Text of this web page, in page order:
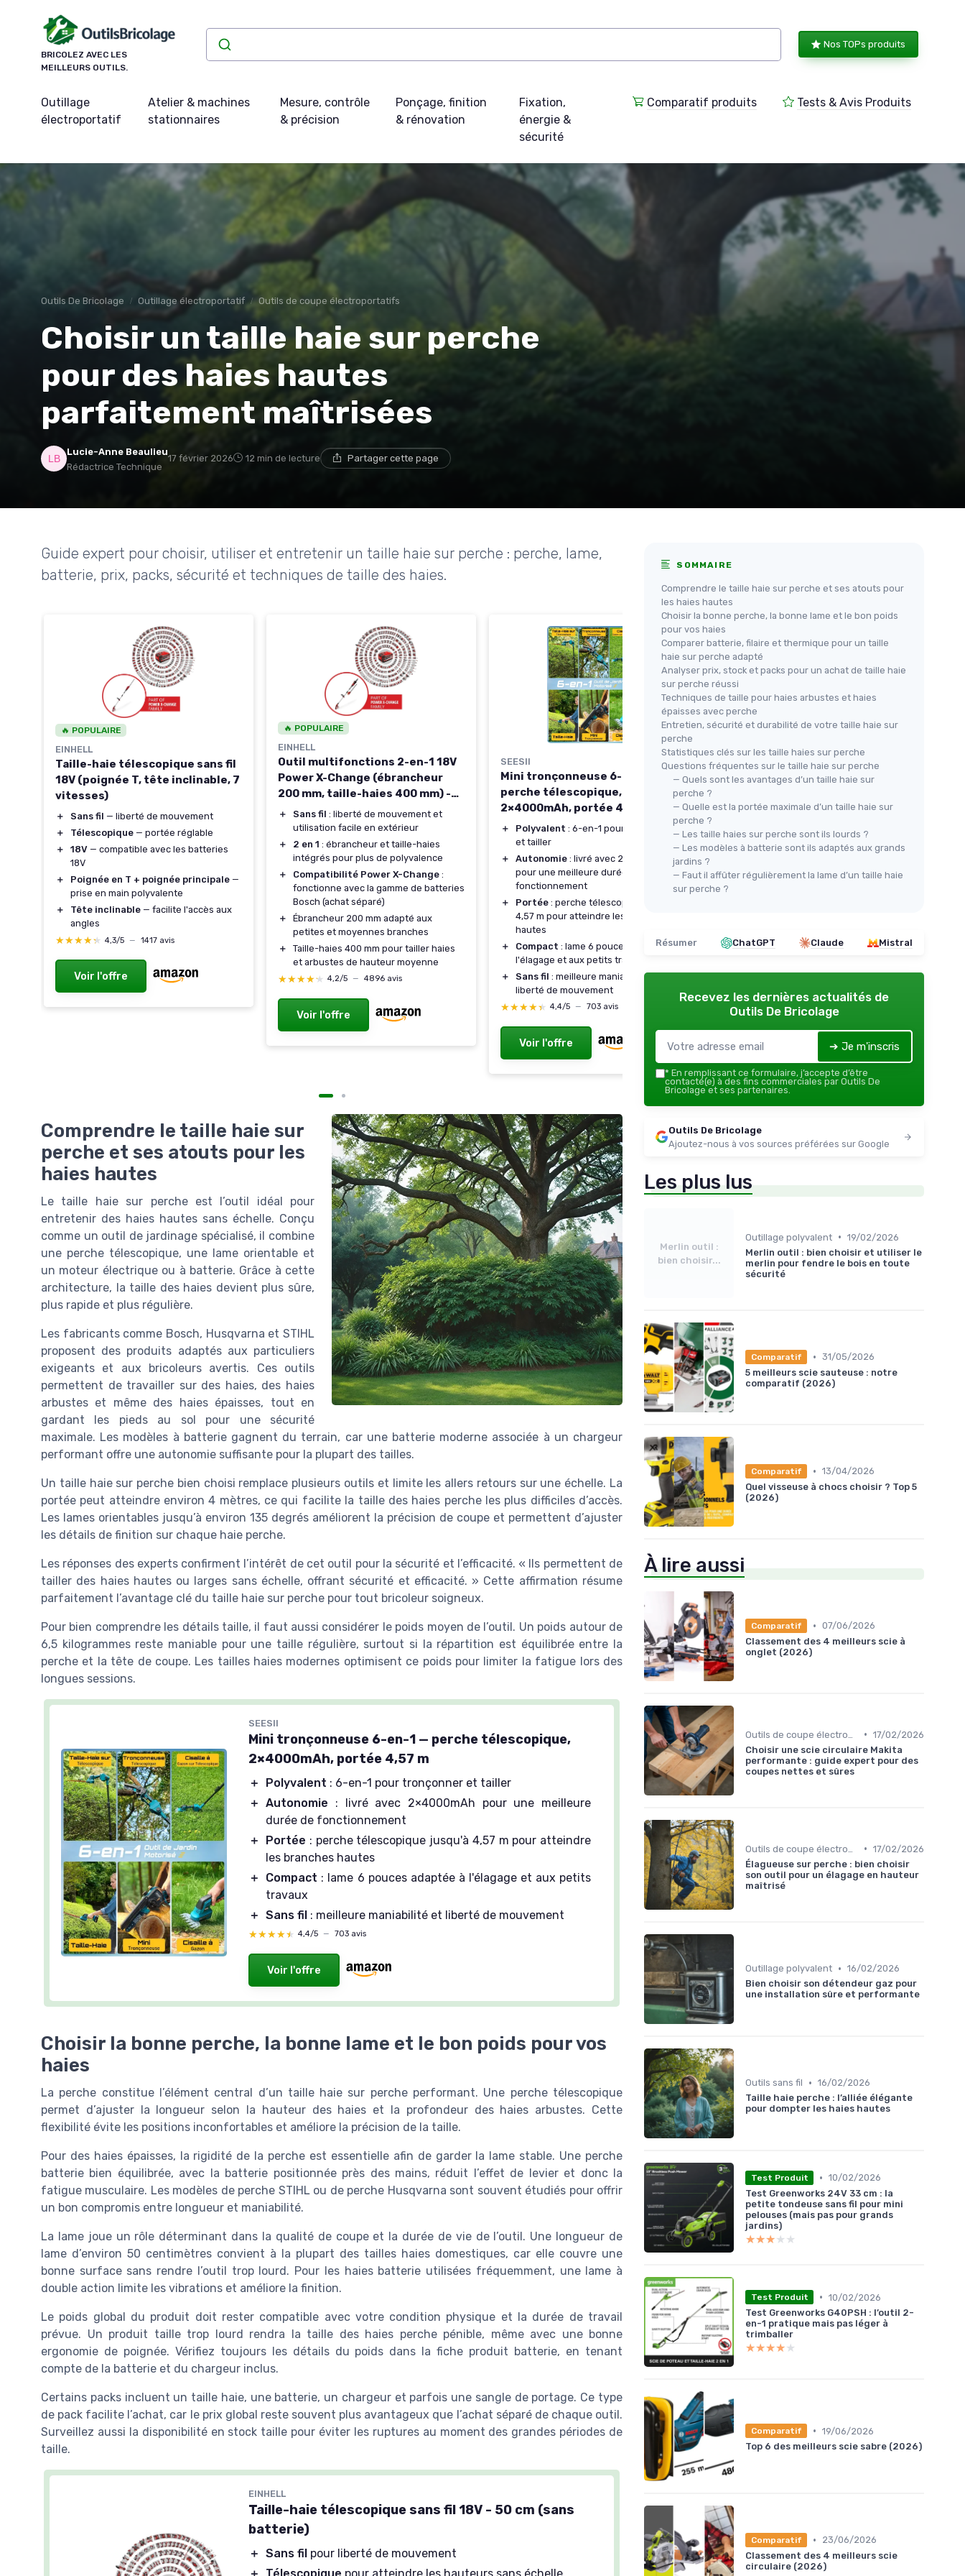
BRICOLEZ AVEC LES
MEILLEURS OUTILS.
Nos TOPs produits
Outillage
électroportatif
Atelier & machines
stationnaires
Mesure, contrôle
& précision
Ponçage, finition
& rénovation
Fixation,
énergie &
sécurité
Comparatif produits Tests & Avis Produits
Outils De Bricolage Outillage électroportatif Outils de coupe électroportatifs
Choisir un taille haie sur perche
pour des haies hautes
parfaitement maîtrisées
Lucie-Anne Beaulieu
Rédactrice Technique
17 février 2026 12 min de lecture Partager cette page
Guide expert pour choisir, utiliser et entretenir un taille haie sur perche : perche, lame,
batterie, prix, packs, sécurité et techniques de taille des haies.
🔥 POPULAIRE
EINHELL
Taille-haie télescopique sans fil
18V (poignée T, tête inclinable, 7
vitesses)
＋ Sans fil — liberté de mouvement
＋
Télescopique — portée réglable
＋
18V — compatible avec les batteries
18V
＋
Poignée en T + poignée principale —
prise en main polyvalente
＋
Tête inclinable — facilite l'accès aux
angles
★★★★★
★★★★★ 4,3/5 — 1417 avis
Voir l'offre
🔥 POPULAIRE
EINHELL
Outil multifonctions 2-en-1 18V
Power X-Change (ébrancheur
200 mm, taille-haies 400 mm) -
Solo (sans batterie/chargeur)
＋ Sans fil : liberté de mouvement et
utilisation facile en extérieur
＋
2 en 1 : ébrancheur et taille-haies
intégrés pour plus de polyvalence
＋
Compatibilité Power X-Change :
fonctionne avec la gamme de batteries
Bosch (achat séparé)
＋
Ébrancheur 200 mm adapté aux
petites et moyennes branches
＋
Taille-haies 400 mm pour tailler haies
et arbustes de hauteur moyenne
★★★★★
★★★★★ 4,2/5 — 4896 avis
Voir l'offre
SEESII
Mini tronçonneuse 6-en-1 —
perche télescopique,
2×4000mAh, portée 4,57 m
＋ Polyvalent : 6-en-1 pour tronçonner
et tailler
＋
Autonomie : livré avec 2×4000mAh
pour une meilleure durée de
fonctionnement
＋
Portée : perche télescopique jusqu'à
4,57 m pour atteindre les branches
hautes
＋
Compact : lame 6 pouces adaptée à
l'élagage et aux petits travaux
＋
Sans fil : meilleure maniabilité et
liberté de mouvement
★★★★★
★★★★★ 4,4/5 — 703 avis
Voir l'offre
Taille-haie télescopique sans fil
18V - 50 cm (sans batterie)
pour liberté de mouvement
＋ Télescopiquepour atteindre les
＋ Moteur sans charbon (BL)pour
meilleure efficacité et longévité
couvrir rapidement de grandes haies
＋
Comprendre le taille haie sur
perche et ses atouts pour les
haies hautes
Le taille haie sur perche est l’outil idéal pour
entretenir des haies hautes sans échelle. Conçu
comme un outil de jardinage spécialisé, il combine
une perche télescopique, une lame orientable et
un moteur électrique ou à batterie. Grâce à cette
architecture, la taille des haies devient plus sûre,
plus rapide et plus régulière.
Les fabricants comme Bosch, Husqvarna et STIHL
proposent des produits adaptés aux particuliers
exigeants et aux bricoleurs avertis. Ces outils
permettent de travailler sur des haies, des haies
arbustes et même des haies épaisses, tout en
gardant les pieds au sol pour une sécurité
maximale. Les modèles à batterie gagnent du terrain, car une batterie moderne associée à un chargeur
performant offre une autonomie suffisante pour la plupart des tailles.
Un taille haie sur perche bien choisi remplace plusieurs outils et limite les allers retours sur une échelle. La
portée peut atteindre environ 4 mètres, ce qui facilite la taille des haies perche les plus difficiles d’accès.
Les lames orientables jusqu’à environ 135 degrés améliorent la précision de coupe et permettent d’ajuster
les détails de finition sur chaque haie perche.
Les réponses des experts confirment l’intérêt de cet outil pour la sécurité et l’efficacité. « Ils permettent de
tailler des haies hautes ou larges sans échelle, offrant sécurité et efficacité. » Cette affirmation résume
parfaitement l’avantage clé du taille haie sur perche pour tout bricoleur soigneux.
Pour bien comprendre les détails taille, il faut aussi considérer le poids moyen de l’outil. Un poids autour de
6,5 kilogrammes reste maniable pour une taille régulière, surtout si la répartition est équilibrée entre la
perche et la tête de coupe. Les tailles haies modernes optimisent ce poids pour limiter la fatigue lors des
longues sessions.
SEESII
Mini tronçonneuse 6-en-1 — perche télescopique,
2×4000mAh, portée 4,57 m
＋ Polyvalent : 6-en-1 pour tronçonner et tailler
＋ Autonomie : livré avec 2×4000mAh pour une meilleure
durée de fonctionnement
＋
Portée : perche télescopique jusqu'à 4,57 m pour atteindre
les branches hautes
＋
Compact : lame 6 pouces adaptée à l'élagage et aux petits
travaux
＋ Sans fil : meilleure maniabilité et liberté de mouvement
★★★★★
★★★★★ 4,4/5 — 703 avis
Voir l'offre
Choisir la bonne perche, la bonne lame et le bon poids pour vos
haies
La perche constitue l’élément central d’un taille haie sur perche performant. Une perche télescopique
permet d’ajuster la longueur selon la hauteur des haies et la profondeur des haies arbustes. Cette
flexibilité évite les positions inconfortables et améliore la précision de la taille.
Pour des haies épaisses, la rigidité de la perche est essentielle afin de garder la lame stable. Une perche
batterie bien équilibrée, avec la batterie positionnée près des mains, réduit l’effet de levier et donc la
fatigue musculaire. Les modèles de perche STIHL ou de perche Husqvarna sont souvent étudiés pour offrir
un bon compromis entre longueur et maniabilité.
La lame joue un rôle déterminant dans la qualité de coupe et la durée de vie de l’outil. Une longueur de
lame d’environ 50 centimètres convient à la plupart des tailles haies domestiques, car elle couvre une
bonne surface sans rendre l’outil trop lourd. Pour les haies batterie utilisées fréquemment, une lame à
double action limite les vibrations et améliore la finition.
Le poids global du produit doit rester compatible avec votre condition physique et la durée de travail
prévue. Un produit taille trop lourd rendra la taille des haies perche pénible, même avec une bonne
ergonomie de poignée. Vérifiez toujours les détails du poids dans la fiche produit batterie, en tenant
compte de la batterie et du chargeur inclus.
Certains packs incluent un taille haie, une batterie, un chargeur et parfois une sangle de portage. Ce type
de pack facilite l’achat, car le prix global reste souvent plus avantageux que l’achat séparé de chaque outil.
Surveillez aussi la disponibilité en stock taille pour éviter les ruptures au moment des grandes périodes de
taille.
EINHELL
Taille-haie télescopique sans fil 18V - 50 cm (sans
batterie)
＋ Sans fil pour liberté de mouvement
＋
Télescopique pour atteindre les hauteurs sans échelle
SOMMAIRE
Comprendre le taille haie sur perche et ses atouts pour
les haies hautes
Choisir la bonne perche, la bonne lame et le bon poids
pour vos haies
Comparer batterie, filaire et thermique pour un taille
haie sur perche adapté
Analyser prix, stock et packs pour un achat de taille haie
sur perche réussi
Techniques de taille pour haies arbustes et haies
épaisses avec perche
Entretien, sécurité et durabilité de votre taille haie sur
perche
Statistiques clés sur les taille haies sur perche
Questions fréquentes sur le taille haie sur perche
— Quels sont les avantages d’un taille haie sur
perche ?
— Quelle est la portée maximale d’un taille haie sur
perche ?
— Les taille haies sur perche sont ils lourds ?
— Les modèles à batterie sont ils adaptés aux grands
jardins ?
— Faut il affûter régulièrement la lame d’un taille haie
sur perche ?
Résumer ChatGPT Claude Mistral
Recevez les dernières actualités de
Outils De Bricolage
➔ Je m'inscris
* En remplissant ce formulaire, j’accepte d’être
contacté(e) à des fins commerciales par Outils De
Bricolage et ses partenaires.
Outils De Bricolage
Ajoutez-nous à vos sources préférées sur Google
Les plus lus
Merlin outil :
bien choisir...
Outillage polyvalent • 19/02/2026
Merlin outil : bien choisir et utiliser le
merlin pour fendre le bois en toute
sécurité
Comparatif • 31/05/2026
5 meilleurs scie sauteuse : notre
comparatif (2026)
Comparatif • 13/04/2026
Quel visseuse à chocs choisir ? Top 5
(2026)
À lire aussi
Comparatif • 07/06/2026
Classement des 4 meilleurs scie à
onglet (2026)
• 17/02/2026
Choisir une scie circulaire Makita
performante : guide expert pour des
coupes nettes et sûres
• 17/02/2026
Élagueuse sur perche : bien choisir
son outil pour un élagage en hauteur
maîtrisé
Outillage polyvalent • 16/02/2026
Bien choisir son détendeur gaz pour
une installation sûre et performante
Outils sans fil • 16/02/2026
Taille haie perche : l’alliée élégante
pour dompter les haies hautes
Test Produit • 10/02/2026
Test Greenworks 24V 33 cm : la
petite tondeuse sans fil pour mini
pelouses (mais pas pour grands
jardins)
★★★★★
★★★★★
Test Produit • 10/02/2026
Test Greenworks G40PSH : l’outil 2-
en-1 pratique mais pas léger à
trimballer
★★★★★
★★★★★
Comparatif • 19/06/2026
Top 6 des meilleurs scie sabre (2026)
Comparatif •
23/06/2026
Classement des 4 meilleurs scie
circulaire (2026)